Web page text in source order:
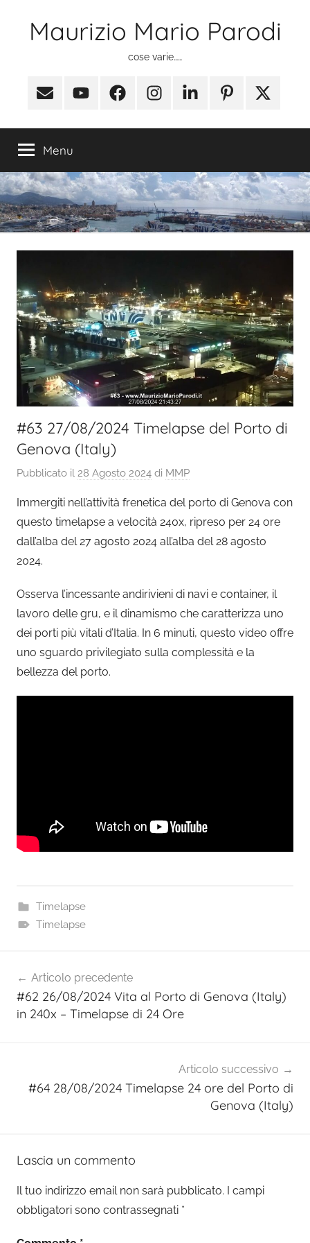
Maurizio Mario Parodi
cose varie……
Email YoutubeFacebookInstagramLinkedinPinterest
X
Twitter)
Menu
#63 27/08/2024 Timelapse del Porto di
Genova (Italy)
Pubblicato il 28 Agosto 2024 di MMP
Immergiti nell’attività frenetica del porto di Genova con
questo timelapse a velocità 240x, ripreso per 24 ore
dall’alba del 27 agosto 2024 all’alba del 28 agosto
2024.
Osserva l’incessante andirivieni di navi e container, il
lavoro delle gru, e il dinamismo che caratterizza uno
dei porti più vitali d’Italia. In 6 minuti, questo video offre
uno sguardo privilegiato sulla complessità e la
bellezza del porto.
Timelapse
Timelapse
articoli
Articolo precedente
#62 26/08/2024 Vita al Porto di Genova (Italy)
in 240x – Timelapse di 24 Ore
Articolo successivo
#64 28/08/2024 Timelapse 24 ore del Porto di
Genova (Italy)
Lascia un commento
Il tuo indirizzo email non sarà pubblicato. I campi
obbligatori sono contrassegnati *